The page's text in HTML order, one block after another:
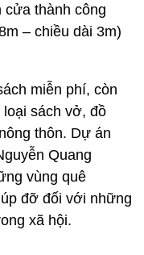
cửa thành công
– chiều dài 3m)
miễn phí, còn
sách vở, đồ
thôn. Dự án
Quang
vùng quê
đỡ đối với những
xã hội.